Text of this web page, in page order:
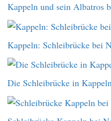
Kappeln und sein Albatros
Kappeln: Schleibrücke bei
Die Schleibrücke in